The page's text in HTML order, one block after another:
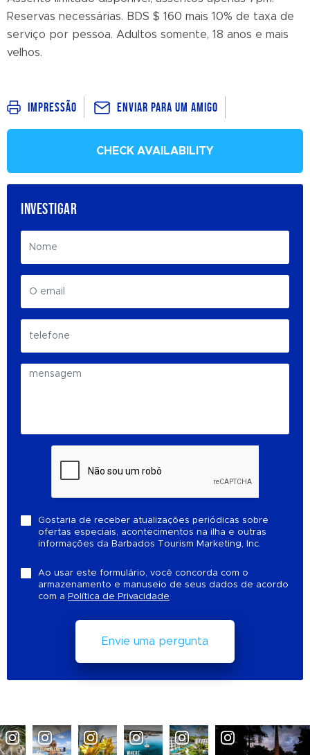
Reservas necessárias. BDS $ 160 mais 10% de taxa de
serviço por pessoa. Adultos somente, 18 anos e mais
velhos.
Impressão Enviar para um amigo
CHECK AVAILABILITY
INVESTIGAR
Gostaria de receber atualizações periódicas sobre
ofertas especiais, acontecimentos na ilha e outras
informações da Barbados Tourism Marketing, Inc.
Ao usar este formulário, você concorda com o
armazenamento e manuseio de seus dados de acordo
com a Política de Privacidade